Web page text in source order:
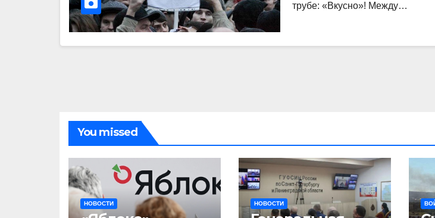
трубе: «Вкусно»! Между…
You missed
НОВОСТИ НОВОСТИ